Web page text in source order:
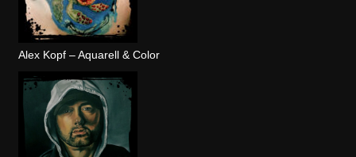
Alex Kopf – Aquarell & Color